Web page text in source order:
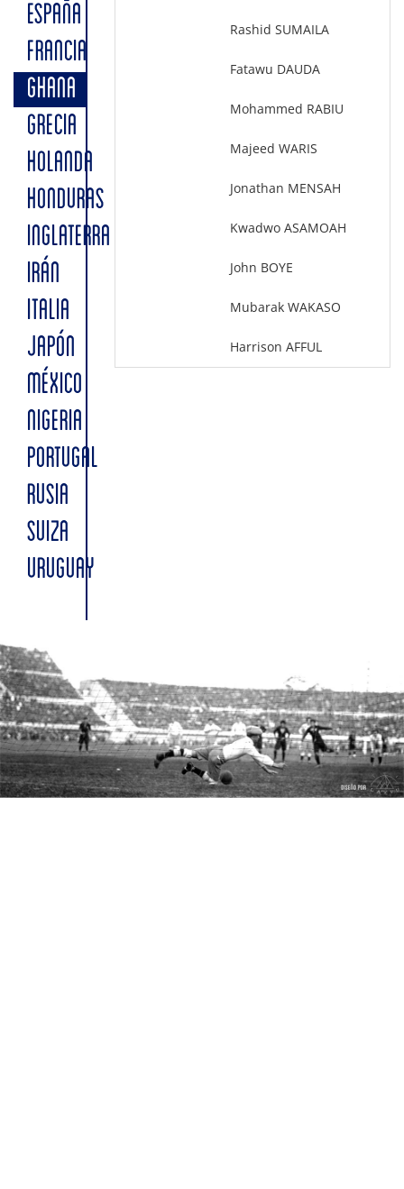
ESPAÑA
FRANCIA
GHANA
GRECIA
HOLANDA
HONDURAS
INGLATERRA
IRÁN
ITALIA
JAPÓN
MÉXICO
NIGERIA
PORTUGAL
RUSIA
SUIZA
URUGUAY
Rashid SUMAILA
Fatawu DAUDA
Mohammed RABIU
Majeed WARIS
Jonathan MENSAH
Kwadwo ASAMOAH
John BOYE
Mubarak WAKASO
Harrison AFFUL